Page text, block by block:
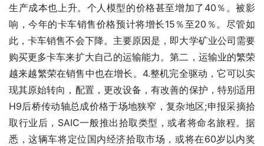
生产成本也上升。个人模型的价格甚至增加了40％。被影
响，今年的卡车销售价格预计将增长15％至20％。尽管如
此，卡车销售不会下降。主要原因是，即大学矿业公司需要
购买更多卡车来扩大自己的运输能力。第二，运输业的繁荣
越来越繁荣在销售中也在增长。4.整机完全驱动，它可以实
现其原始转向，配置，更改设备，有改善的保护，特别适用
H9后桥传动轴总成价格于场地狭窄，复杂地区;申报采摘拾
取行业后，SAIC一般推出拾取类型，或者将命名旅程。据
悉，这辆车将定位国内经济拾取市场，或将在60岁以内奖